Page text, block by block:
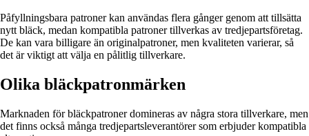
Påfyllningsbara patroner kan användas flera gånger genom att tillsätta
nytt bläck, medan kompatibla patroner tillverkas av tredjepartsföretag.
De kan vara billigare än originalpatroner, men kvaliteten varierar, så
det är viktigt att välja en pålitlig tillverkare.
Olika bläckpatronmärken
Marknaden för bläckpatroner domineras av några stora tillverkare, men
det finns också många tredjepartsleverantörer som erbjuder kompatibla